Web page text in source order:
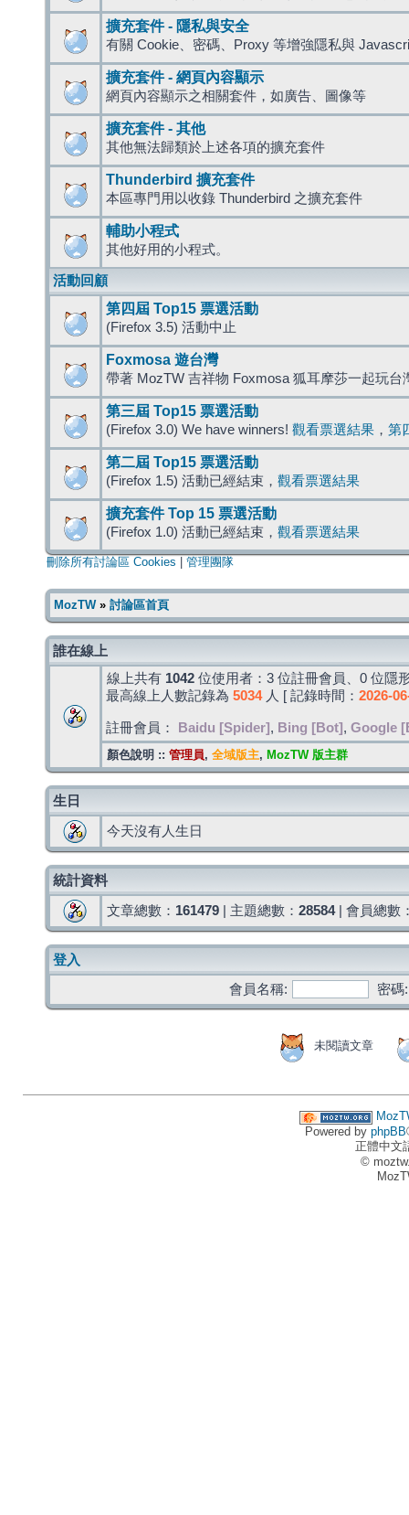
擴充套件 - 隱私與安全
有關 Cookie、密碼、Proxy 等增強隱私與
擴充套件 - 網頁內容顯示
網頁內容顯示之相關套件，如廣告、圖像等
擴充套件 - 其他
其他無法歸類於上述各項的擴充套件
Thunderbird 擴充套件
本區專門用以收錄 Thunderbird 之擴充套件
輔助小程式
其他好用的小程式。
活動回顧
第四屆 Top15 票選活動
(Firefox 3.5) 活動中止
Foxmosa 遊台灣
帶著 MozTW 吉祥物 Foxmosa 狐耳摩莎一起玩台
第三屆 Top15 票選活動
(Firefox 3.0) We have winners! 觀看票選結果 ， 第
第二屆 Top15 票選活動
(Firefox 1.5) 活動已經結束， 觀看票選結果
擴充套件 Top 15 票選活動
(Firefox 1.0) 活動已經結束， 觀看票選結果
刪除所有討論區 Cookies 管理團隊
MozTW» 討論區首頁
誰在線上
線上共有 1042 位使用者：3 位註冊會員、0 位隱
最高線上人數記錄為 5034人 [ 記錄時間： 2026-
註冊會員： Baidu [Spider] , Bing [Bot] , Google
顏色說明 :: 管理員, 全域版主, MozTW 版主群
生日
今天沒有人生日
統計資料
文章總數： 161479 | 主題總數： 28584| 會員總數
登入
會員名稱:
密碼:
未閱讀文章
Powered by phpBB
正體中文
©